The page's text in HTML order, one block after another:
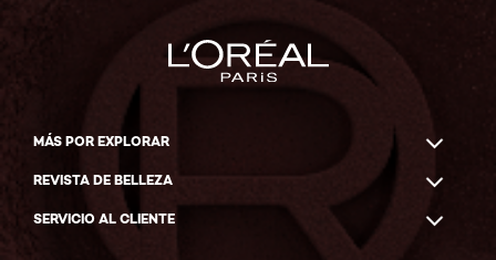
MÁS POR EXPLORAR
REVISTA DE BELLEZA
SERVICIO AL CLIENTE